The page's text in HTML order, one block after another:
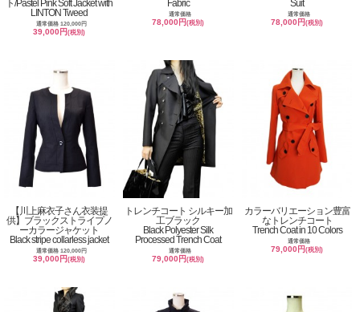
ト/Pastel Pink Soft Jacket with
LINTON Tweed
通常価格 120,000円
39,000円(税別)
Fabric
通常価格
78,000円(税別)
Suit
通常価格
78,000円(税別)
【川上麻衣子さん衣装提
供】ブラックストライプノ
ーカラージャケット
Black stripe collarless jacket
通常価格 120,000円
39,000円(税別)
トレンチコート シルキー加
工ブラック
Black Polyester Silk
Processed Trench Coat
通常価格
79,000円(税別)
カラーバリエーション豊富
なトレンチコート
Trench Coat in 10 Colors
通常価格
79,000円(税別)